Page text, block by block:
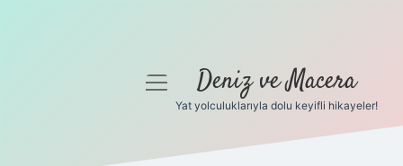
menüyüDeniz ve Macera
Yat yolculuklarıyla dolu keyifli hikayeler!